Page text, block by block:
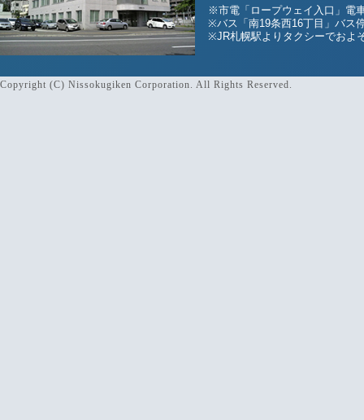
※市電「ロープウェイ入口」電
※バス「南19条西16丁目」バス
※JR札幌駅よりタクシーでおよ
Copyright (C) Nissokugiken Corporation. All Rights Reserved.